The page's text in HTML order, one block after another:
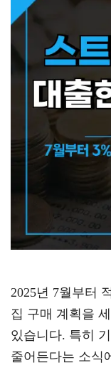
2025년 7월부터
집 구매 계획을
있습니다. 특히
줄어든다는 소식